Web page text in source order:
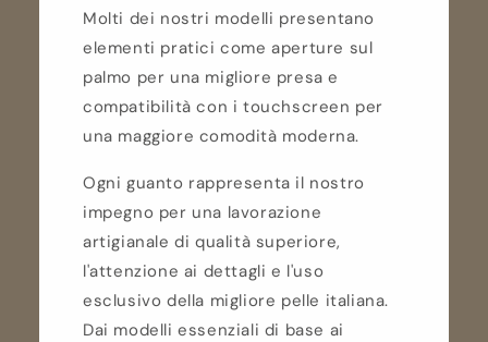
Molti dei nostri modelli presentano
elementi pratici come aperture sul
palmo per una migliore presa e
compatibilità con i touchscreen per
una maggiore comodità moderna.
Ogni guanto rappresenta il nostro
impegno per una lavorazione
artigianale di qualità superiore,
l'attenzione ai dettagli e l'uso
esclusivo della migliore pelle italiana.
Dai modelli essenziali di base ai